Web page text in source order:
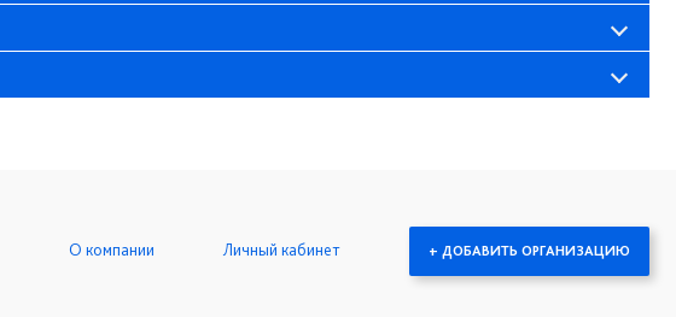
О компании Личный кабинет + ДОБАВИТЬ ОРГАНИЗАЦИЮ